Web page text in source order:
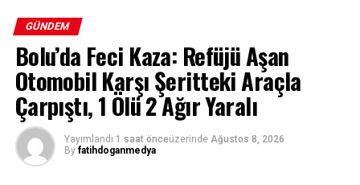
GÜNDEM
Bolu’da Feci Kaza: Refüjü Aşan
Otomobil Karşı Şeritteki Araçla
Çarpıştı, 1 Ölü 2 Ağır Yaralı
Yayımlandı 1 saat önceüzerinde Ağustos 8, 2026
By fatihdoganmedya